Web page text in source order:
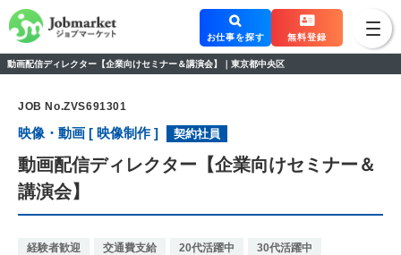
動画配信ディレクター【企業向けセミナー＆講演会】｜東京都中央区
お仕事を探す 無料登録
JOB No.ZVS691301
映像・動画 [ 映像制作 ] 契約社員
動画配信ディレクター【企業向けセミナー＆
講演会】
経験者歓迎 交通費支給 20代活躍中
30代活躍中